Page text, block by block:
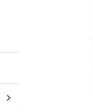
keyboard_arrow_right